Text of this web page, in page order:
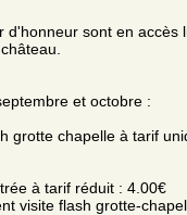
d'honneur sont en accès
et octobre :
grotte chapelle à tarif
à tarif réduit : 4.00€
visite flash grotte-